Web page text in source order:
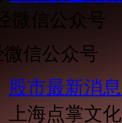
微信公众号
股市最新消息
上海点掌文